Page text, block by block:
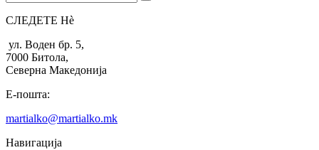
СЛЕДЕТЕ Нѐ
ул. Воден бр. 5,
7000 Битола,
Северна Македонија
Е-пошта:
martialko@martialko.mk
Навигација